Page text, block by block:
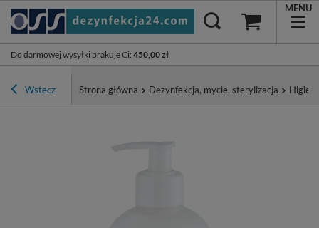
Do darmowej wysyłki brakuje Ci: 450,00 zł
MENU
Wstecz Strona główna Dezynfekcja, mycie, sterylizacja